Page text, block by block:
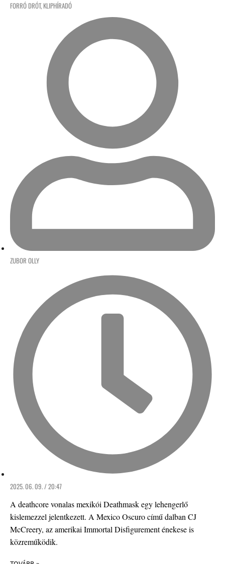
FORRÓ DRÓT, KLIPHÍRADÓ
ZUBOR OLLY
2025. 06. 09. / 20:47
A deathcore vonalas mexikói Deathmask egy lehengerlő
kislemezzel jelentkezett. A Mexico Oscuro című dalban CJ
McCreery, az amerikai Immortal Disfigurement énekese is
közreműködik.